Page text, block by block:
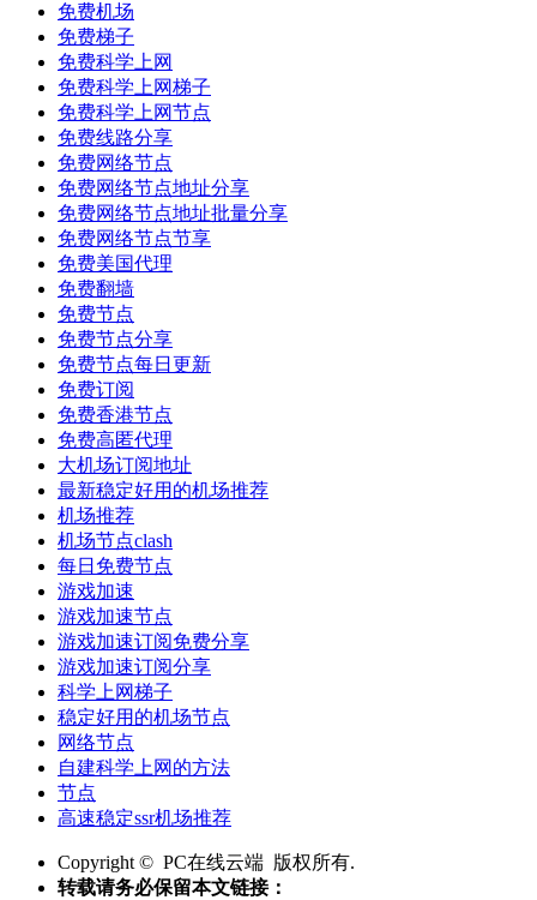
免费机场
免费梯子
免费科学上网
免费科学上网梯子
免费科学上网节点
免费线路分享
免费网络节点
免费网络节点地址分享
免费网络节点地址批量分享
免费网络节点节享
免费美国代理
免费翻墙
免费节点
免费节点分享
免费节点每日更新
免费订阅
免费香港节点
免费高匿代理
大机场订阅地址
最新稳定好用的机场推荐
机场推荐
机场节点clash
每日免费节点
游戏加速
游戏加速节点
游戏加速订阅免费分享
游戏加速订阅分享
科学上网梯子
稳定好用的机场节点
网络节点
自建科学上网的方法
节点
高速稳定ssr机场推荐
Copyright © PC在线云端 版权所有.
转载请务必保留本文链接：